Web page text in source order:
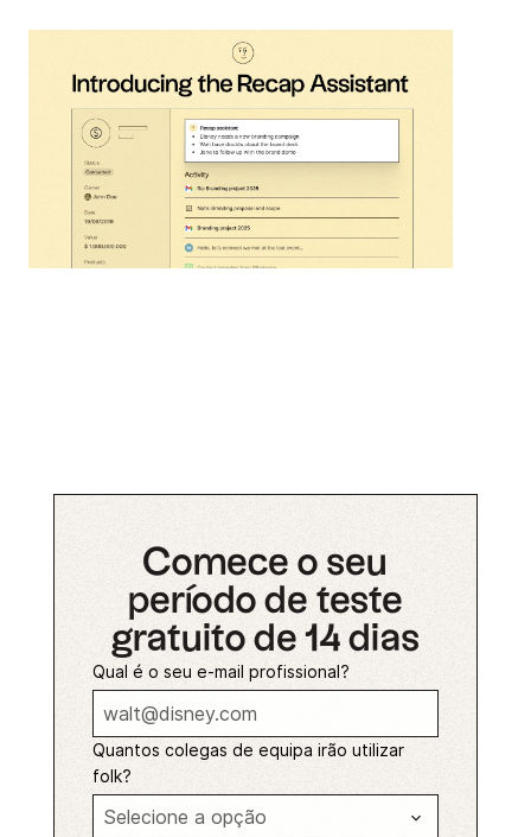
Comece o seu
período de teste
gratuito de 14 dias
Qual é o seu e-mail profissional?
Quantos colegas de equipa irão utilizar
folk?